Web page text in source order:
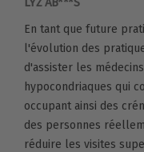
En tant que future
l'évolution des
d'assister les
hypocondriaques qui
occupant ainsi des
des personnes
réduire les visites